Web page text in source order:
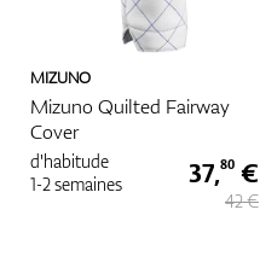
MIZUNO
Mizuno Quilted Fairway
Cover
d'habitude
1-2 semaines
37,80 €
42 €